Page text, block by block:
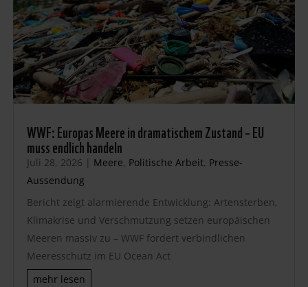
WWF: Europas Meere in dramatischem Zustand – EU
muss endlich handeln
Juli 28, 2026 | Meere, Politische Arbeit, Presse-
Aussendung
Bericht zeigt alarmierende Entwicklung: Artensterben,
Klimakrise und Verschmutzung setzen europäischen
Meeren massiv zu – WWF fordert verbindlichen
Meeresschutz im EU Ocean Act
mehr lesen